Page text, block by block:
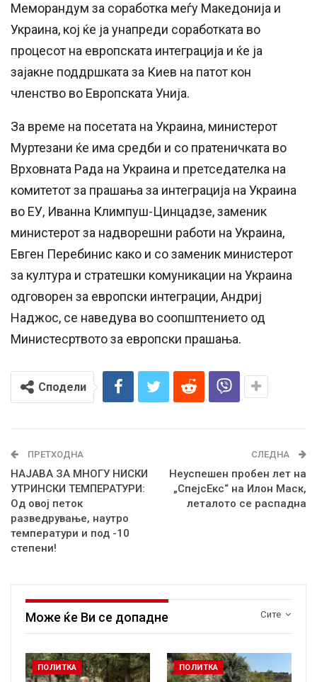
Меморандум за соработка меѓу Македонија и
Украина, кој ќе ја унапреди соработката во
процесот на европската интеграција и ќе ја
зајакне поддршката за Киев на патот кон
членство во Европската Унија.
За време на посетата на Украина, министерот
Муртезани ќе има средби и со пратеничката во
Врховната Рада на Украина и претседателка на
комитетот за прашања за интеграција на Украина
во ЕУ, Иванна Климпуш-Цинцадзе, заменик
министерот за надворешни работи на Украина,
Евген Перебинис како и со заменик министерот
за култура и стратешки комуникации на Украина
одговорен за европски интеграции, Андриj
Наджос, се наведува во соопшптението од
Министесртвото за европски прашања.
Сподели
ПРЕТХОДНА
НАЈАВА ЗА МНОГУ НИСКИ
УТРИНСКИ ТЕМПЕРАТУРИ:
Од овој петок
разведрување, наутро
температури и под -10
степени!
СЛЕДНА
Неуспешен пробен лет на
„СпејсЕкс“ на Илон Маск,
леталото се распадна
Сите
Може ќе Ви се допадне
ПОЛИТКА ПОЛИТКА